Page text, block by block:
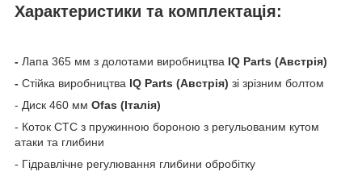
Характеристики та комплектація:
- Лапа 365 мм з долотами виробництва IQ Parts (Австрія)
- Стійка виробництва IQ Parts (Австрія) зі зрізним болтом
- Диск 460 мм Ofas (Італія)
- Коток СТС з пружинною бороною з регульованим кутом
атаки та глибини
- Гідравлічне регулювання глибини обробітку